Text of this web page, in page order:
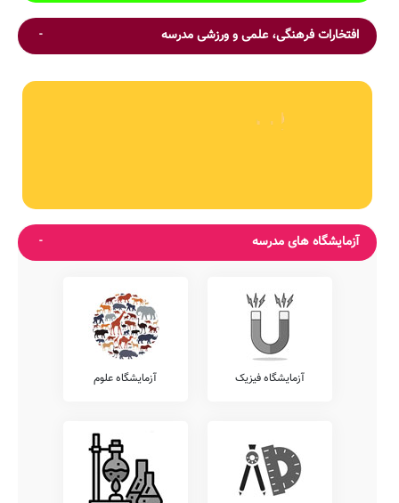
افتخارات فرهنگی، علمی و ورزشی مدرسه
آزمایشگاه های مدرسه
آزمایشگاه فیزیک آزمایشگاه علوم